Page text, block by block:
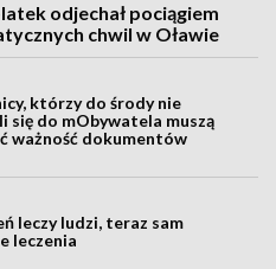
odjechał pociągiem
chwil w Oławie
którzy do środy nie
się do mObywatela muszą
ważność dokumentów
leczy ludzi, teraz sam
leczenia